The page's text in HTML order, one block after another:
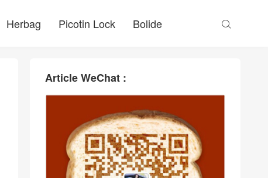
Herbag Picotin Lock Bolide 
Article WeChat :